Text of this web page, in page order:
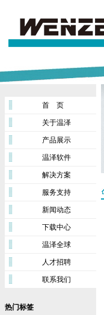
首 页
关于温泽
产品展示
温泽软件
解决方案
服务支持
新闻动态
下载中心
温泽全球
人才招聘
联系我们
热门标签